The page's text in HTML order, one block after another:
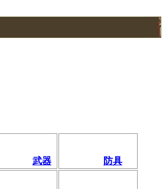
武器 防具